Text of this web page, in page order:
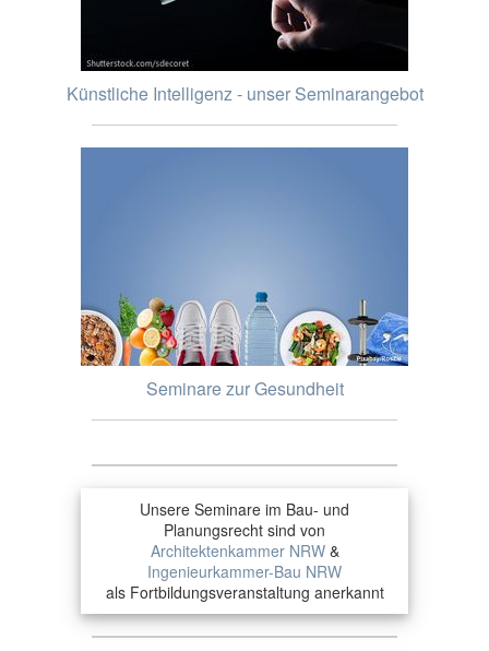
Künstliche Intelligenz - unser Seminarangebot
Seminare zur Gesundheit
Unsere Seminare im Bau- und
Planungsrecht sind von
Architektenkammer NRW&
Ingenieurkammer-Bau NRW
als Fortbildungsveranstaltung anerkannt